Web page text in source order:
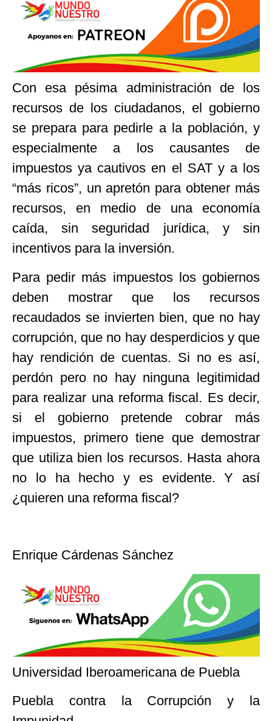
Con esa pésima administración de los
recursos de los ciudadanos, el gobierno
se prepara para pedirle a la población, y
especialmente a los causantes de
impuestos ya cautivos en el SAT y a los
“más ricos”, un apretón para obtener más
recursos, en medio de una economía
caída, sin seguridad jurídica, y sin
incentivos para la inversión.
Para pedir más impuestos los gobiernos
deben mostrar que los recursos
recaudados se invierten bien, que no hay
corrupción, que no hay desperdicios y que
hay rendición de cuentas. Si no es así,
perdón pero no hay ninguna legitimidad
para realizar una reforma fiscal. Es decir,
si el gobierno pretende cobrar más
impuestos, primero tiene que demostrar
que utiliza bien los recursos. Hasta ahora
no lo ha hecho y es evidente. Y así
¿quieren una reforma fiscal?
Enrique Cárdenas Sánchez
Universidad Iberoamericana de Puebla
Puebla contra la Corrupción y la